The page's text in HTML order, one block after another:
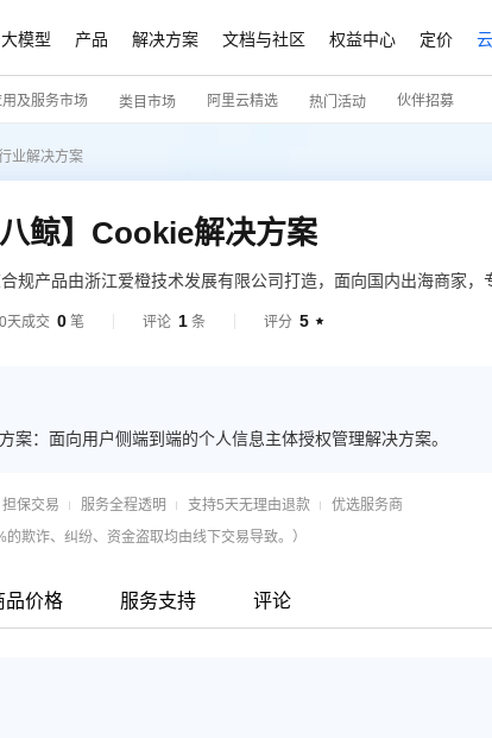
大模型 产品 解决方案 文档与社区 权益中心 定价
及服务市场 类目市场 阿里云精选 热门活动 伙伴招募
业解决方案
八鲸】Cookie解决方案
规产品由浙江爱橙技术发展有限公司打造，面向国内出海商家，
天成交 0 笔 评论 1 条 评分 5 
案：面向用户侧端到端的个人信息主体授权管理解决方案。
担保交易 服务全程透明 支持5天无理由退款
优选服务商
的欺诈、纠纷、资金盗取均由线下交易导致。）
品价格 服务支持 评论